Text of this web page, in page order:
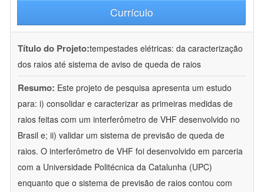
Currículo
Título do Projeto:tempestades elétricas: da caracterização
dos raios até sistema de aviso de queda de raios
Resumo: Este projeto de pesquisa apresenta um estudo
para: i) consolidar e caracterizar as primeiras medidas de
raios feitas com um interferômetro de VHF desenvolvido no
Brasil e; ii) validar um sistema de previsão de queda de
raios. O interferômetro de VHF foi desenvolvido em parceria
com a Universidade Politécnica da Catalunha (UPC)
enquanto que o sistema de previsão de raios contou com